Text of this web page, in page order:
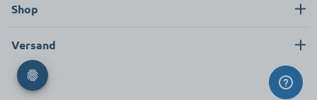
FAQ
AGB
Shop
Bekleidung & Textilien
Ersatzteile
Versand